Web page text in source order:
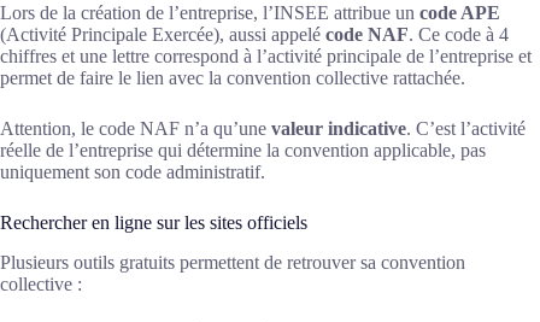
Lors de la création de l’entreprise, l’INSEE attribue un code APE
(Activité Principale Exercée), aussi appelé code NAF. Ce code à 4
chiffres et une lettre correspond à l’activité principale de l’entreprise et
permet de faire le lien avec la convention collective rattachée.
Attention, le code NAF n’a qu’une valeur indicative. C’est l’activité
réelle de l’entreprise qui détermine la convention applicable, pas
uniquement son code administratif.
Rechercher en ligne sur les sites officiels
Plusieurs outils gratuits permettent de retrouver sa convention
collective :